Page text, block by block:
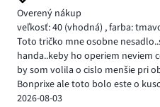
Overený nákup
veľkosť: 40 (vhodná) ,farba:
Toto tričko mne osobne
handa..keby ho operiem neviem
by som volila o cislo menšie pri
Bonprixe ale toto bolo este o
2026-08-03